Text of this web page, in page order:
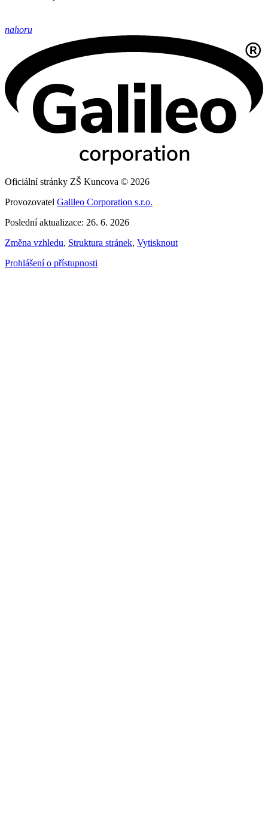
nahoru
Oficiální stránky ZŠ Kuncova © 2026
Provozovatel Galileo Corporation s.r.o.
Poslední aktualizace: 26. 6. 2026
Změna vzhledu, Struktura stránek, Vytisknout
Prohlášení o přístupnosti